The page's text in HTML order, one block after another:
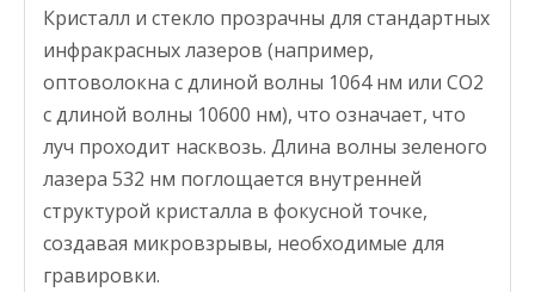
Кристалл и стекло прозрачны для стандартных
инфракрасных лазеров (например,
оптоволокна с длиной волны 1064 нм или CO2
с длиной волны 10600 нм), что означает, что
луч проходит насквозь. Длина волны зеленого
лазера 532 нм поглощается внутренней
структурой кристалла в фокусной точке,
создавая микровзрывы, необходимые для
гравировки.